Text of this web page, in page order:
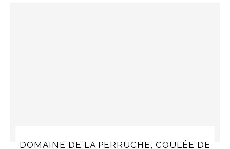
DOMAINE DE LA PERRUCHE, COULÉE DE